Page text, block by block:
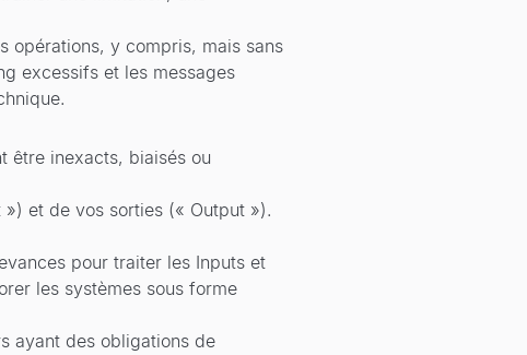
opérations, y compris, mais sans
excessifs et les messages
être inexacts, biaisés ou
et de vos sorties (« Output »).
pour traiter les Inputs et
les systèmes sous forme
ayant des obligations de